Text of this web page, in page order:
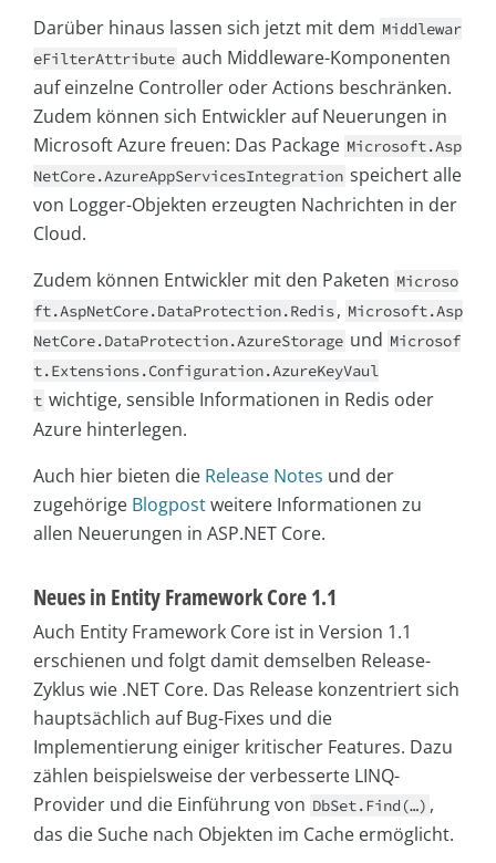
Darüber hinaus lassen sich jetzt mit dem Middlewar
eFilterAttribute auch Middleware-Komponenten
auf einzelne Controller oder Actions beschränken.
Zudem können sich Entwickler auf Neuerungen in
Microsoft Azure freuen: Das Package Microsoft.Asp
NetCore.AzureAppServicesIntegration speichert alle
von Logger-Objekten erzeugten Nachrichten in der
Cloud.
Zudem können Entwickler mit den Paketen Microso
ft.AspNetCore.DataProtection.Redis, Microsoft.Asp
NetCore.DataProtection.AzureStorage und Microsof
t.Extensions.Configuration.AzureKeyVaul
t wichtige, sensible Informationen in Redis oder
Azure hinterlegen.
Auch hier bieten die Release Notes und der
zugehörige Blogpostweitere Informationen zu
allen Neuerungen in ASP.NET Core.
Neues in Entity Framework Core 1.1
Auch Entity Framework Core ist in Version 1.1
erschienen und folgt damit demselben Release-
Zyklus wie .NET Core. Das Release konzentriert sich
hauptsächlich auf Bug-Fixes und die
Implementierung einiger kritischer Features. Dazu
zählen beispielsweise der verbesserte LINQ-
Provider und die Einführung von DbSet.Find(…) ,
das die Suche nach Objekten im Cache ermöglicht.